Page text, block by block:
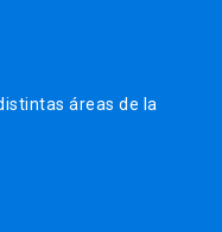
áreas de la